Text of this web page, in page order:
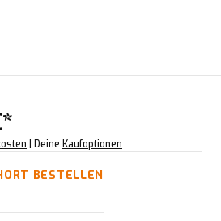
| Deine Kaufoptionen
BESTELLEN